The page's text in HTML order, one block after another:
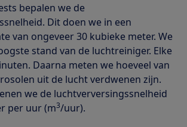
bepalen we de
Dit doen we in een
van ongeveer 30 kubieke meter. We
stand van de luchtreiniger. Elke
Daarna meten we hoeveel van
uit de lucht verdwenen zijn.
we de luchtverversingssnelheid
per uur (m3/uur).